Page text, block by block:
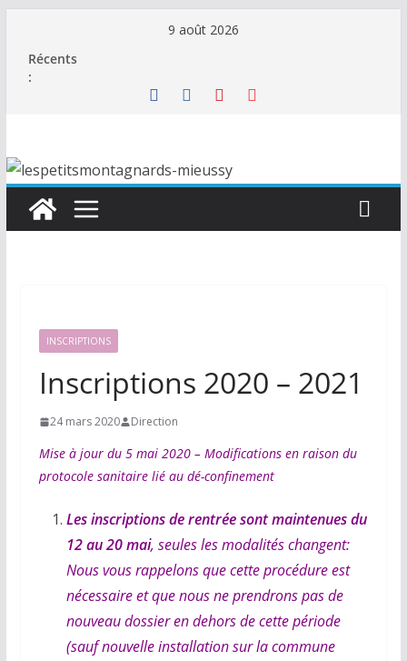
contenu
9 août 2026
Récents
:
INSCRIPTIONS
Inscriptions 2020 – 2021
24 mars 2020 Direction
Mise à jour du 5 mai 2020 – Modifications en raison du
protocole sanitaire lié au dé-confinement
Les inscriptions de rentrée sont maintenues du
12 au 20 mai, seules les modalités changent:
Nous vous rappelons que cette procédure est
nécessaire et que nous ne prendrons pas de
nouveau dossier en dehors de cette période
(sauf nouvelle installation sur la commune